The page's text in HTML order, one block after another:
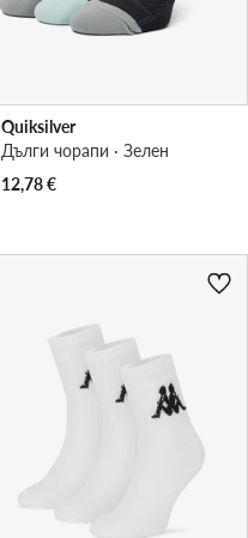
Quiksilver
Дълги чорапи · Зелен
12,78€